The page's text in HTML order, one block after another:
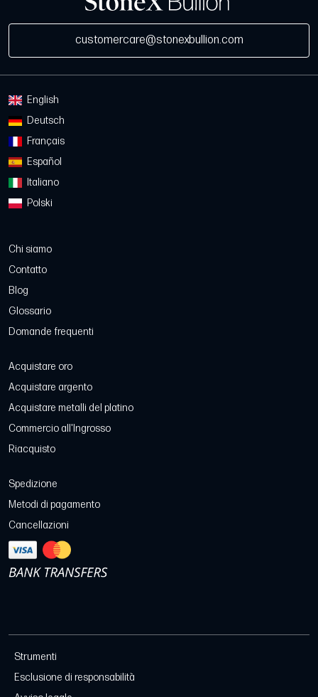
customercare@stonexbullion.com
English
Deutsch
Français
Español
Italiano
Polski
Chi siamo
Contatto
Blog
Glossario
Domande frequenti
Acquistare oro
Acquistare argento
Acquistare metalli del platino
Commercio all'Ingrosso
Riacquisto
Spedizione
Metodi di pagamento
Cancellazioni
Strumenti
Esclusione di responsabilità